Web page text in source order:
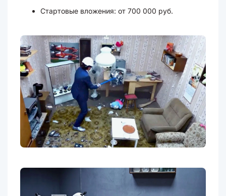
Стартовые вложения: от 700 000 руб.